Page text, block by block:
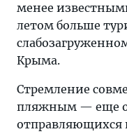
менее
летом больше
Крыма.
Стремление
пляжным — еще
отправляющихся